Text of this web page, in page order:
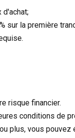
d'achat;
la première
risque financier.
conditions de
plus, vous